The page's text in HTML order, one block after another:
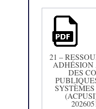
21 –
ADHÉSION
DES